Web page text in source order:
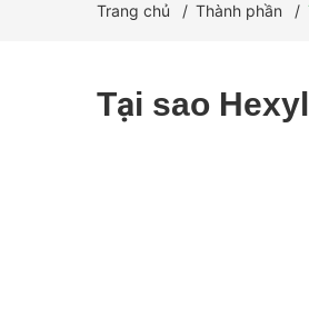
Trang chủ / Thành phần /
Tại sao